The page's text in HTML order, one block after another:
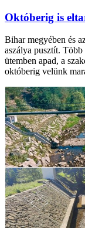
Októberig is
Bihar megyében és
aszálya pusztít.
ütemben apad, a
októberig velünk